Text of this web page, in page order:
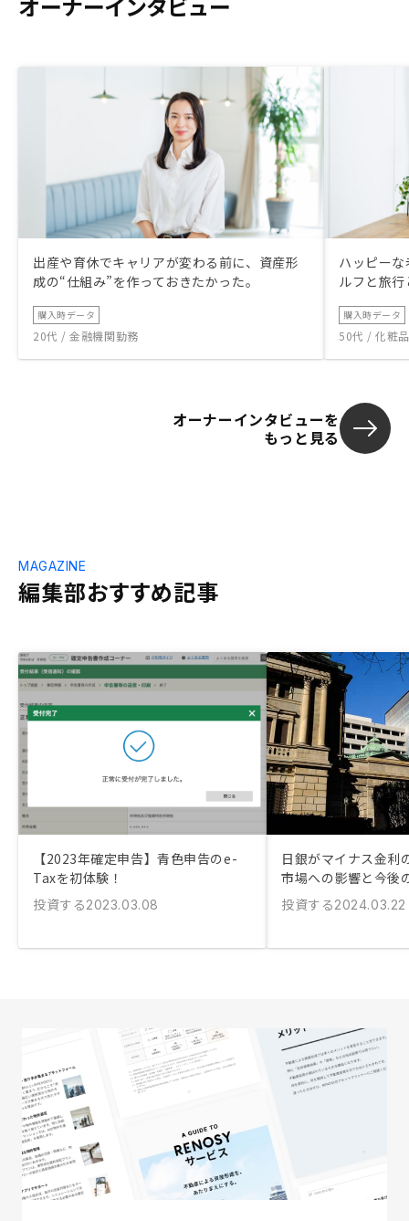
出産や育休でキャリアが変わる前に、資産形
成の“仕組み”を作っておきたかった。
購入時データ
20代 / 金融機関勤務
ハッピー
ルフと旅
購入時データ
50代 / 化粧
オーナーインタビューを
もっと見る
編集部おすすめ記事
MAGAZINE
【2023年確定申告】青色申告のe-
Taxを初体験！
投資する2023.03.08
日銀がマイナス金利
市場への影響と今後
投資する2024.03.22